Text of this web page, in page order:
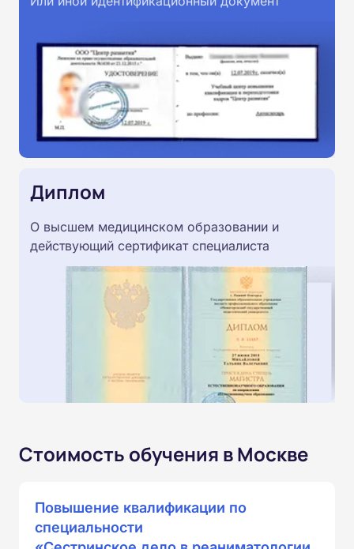
Диплом
О высшем медицинском образовании и
действующий сертификат специалиста
Стоимость обучения в Москве
Повышение квалификации по
специальности